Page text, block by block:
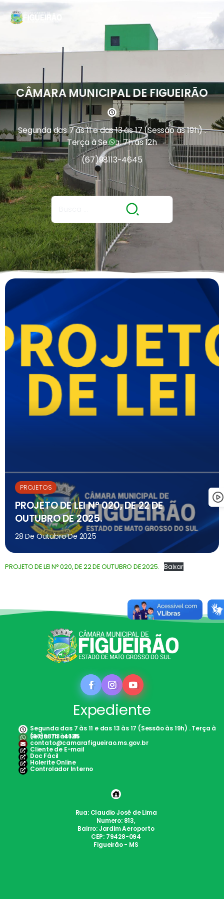
CÂMARA MUNICIPAL DE FIGUEIRÃO
Segunda das 7 às 11 e das 13 às 17 (Sessão às 19h) .
Terça à Sexta: 7h às 12h
(67)98113-4645
PROJETOS
PROJETO DE LEI N° 020, DE 22 DE
OUTUBRO DE 2025.
28 De Outubro De 2025
PROJETO DE LEI N° 020, DE 22 DE OUTUBRO DE 2025. Baixar
Expediente
Segunda das 7 às 11 e das 13 às 17 (Sessão às 19h) . Terça à
Sexta: 7h às 12h
(67)98113-4645
contato@camarafigueirao.ms.gov.br
Cliente de E-mail
Doc Fácil
Holerite Online
Controlador Interno
Rua: Claudio José de Lima
Numero: 813,
Bairro: Jardim Aeroporto
CEP: 79428-094
Figueirão - MS